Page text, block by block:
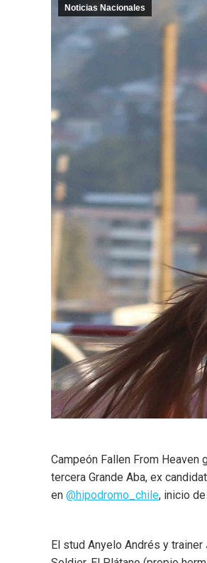
Noticias Nacionales
Campeón Fallen From
tercera Grande Aba, ex
en @hipodromo_chile, inicio
El stud Anyelo Andrés y